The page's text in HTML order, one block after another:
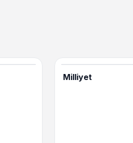
Milliyet